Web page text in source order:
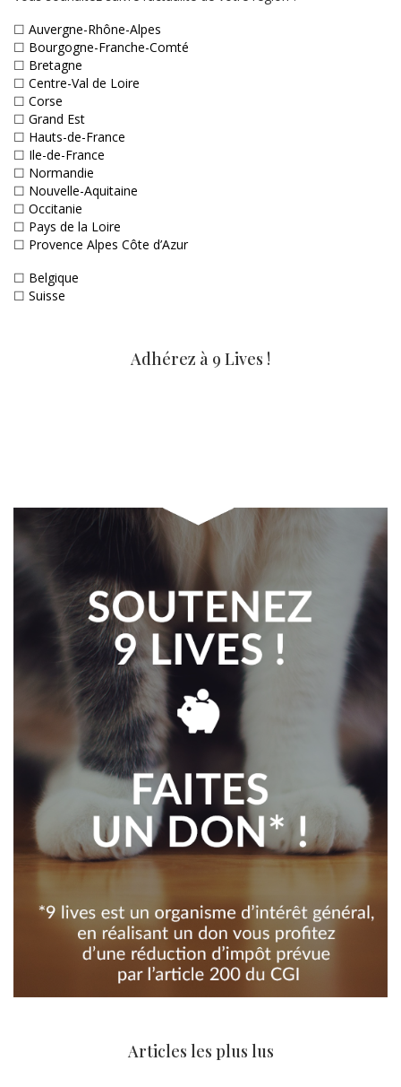
☐ Auvergne-Rhône-Alpes
☐ Bourgogne-Franche-Comté
☐ Bretagne
☐ Centre-Val de Loire
☐ Corse
☐ Grand Est
☐ Hauts-de-France
☐ Ile-de-France
☐ Normandie
☐ Nouvelle-Aquitaine
☐ Occitanie
☐ Pays de la Loire
☐ Provence Alpes Côte d’Azur
☐ Belgique
☐ Suisse
Adhérez à 9 Lives !
Articles les plus lus